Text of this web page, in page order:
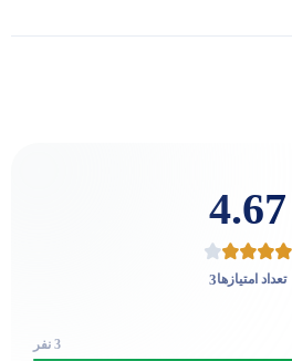
4.67
تعداد امتیازها3
3 نفر